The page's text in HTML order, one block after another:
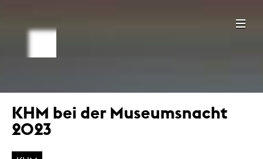
KHM bei der Museumsnacht
2023